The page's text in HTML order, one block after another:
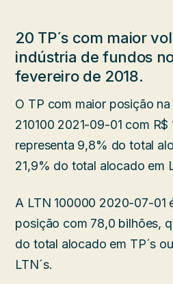
20 TP´s com maior
indústria de fundos
fevereiro de 2018.
O TP com maior posição
210100 2021-09-01 com
representa 9,8% do total
21,9% do total alocado em
A LTN 100000 2020-07-01
posição com 78,0 bilhões,
do total alocado em TP´s
LTN´s.